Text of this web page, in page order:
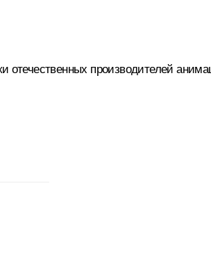
отечественных производителей